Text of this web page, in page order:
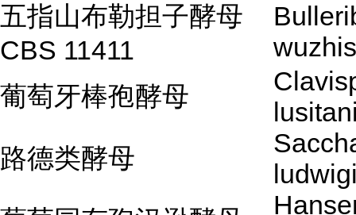
五指山布勒担子酵母
CBS 11411
葡萄牙棒孢酵母
路德类酵母